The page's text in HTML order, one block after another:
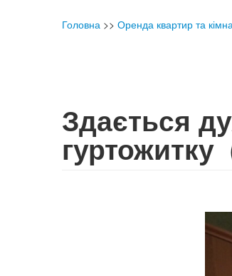
Головна >> Оренда квартир та
Здається
гуртожитку